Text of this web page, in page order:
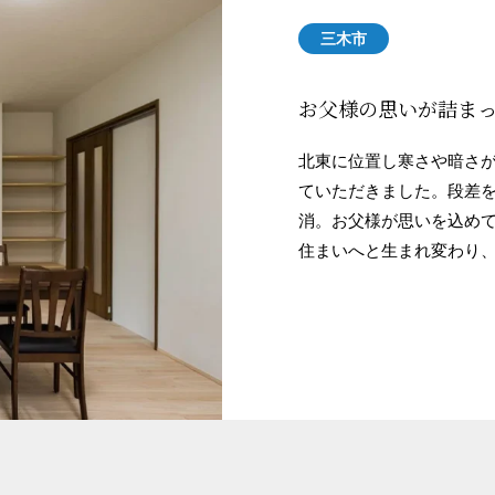
三木市
お父様の思いが詰ま
北東に位置し寒さや暗さ
ていただきました。段差
消。お父様が思いを込め
住まいへと生まれ変わり